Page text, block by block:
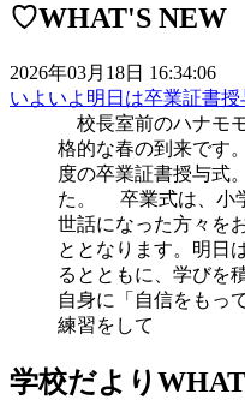
♡WHAT'S NEW
2026年03月18日 16:34:06
いよいよ明日は卒業証書授
校長室前のハナモ
格的な春の到来で
度の卒業証書授与式
た。 卒業式は、小
世話になった方々を
ととなります。明日
るとともに、学びを
自身に「自信をも
練習をして
学校だより